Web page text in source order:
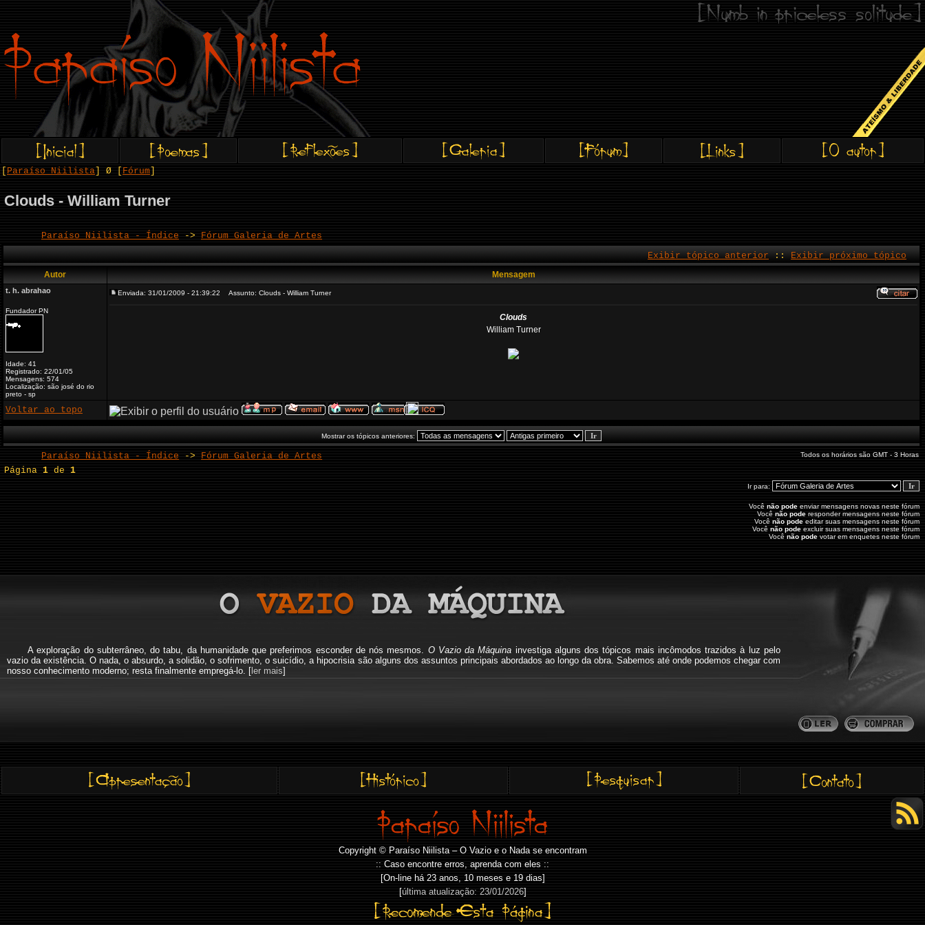
Paraíso Niilista ] Ø [ Fórum
Clouds - William Turner
Paraíso Niilista - Índice -> Fórum Galeria de Artes
Exibir tópico anterior :: Exibir próximo tópico
Autor Mensagem
t. h. abrahao
Fundador PN
Idade: 41
Registrado: 22/01/05
Mensagens: 574
Localização: são josé do rio
preto - sp
Enviada: 31/01/2009 - 21:39:22 Assunto: Clouds - William Turner
Clouds
William Turner
Voltar ao topo
Mostrar os tópicos anteriores:
Paraíso Niilista - Índice -> Fórum Galeria de Artes Todos os horários são GMT - 3 Horas
Página1 de1
Ir para:
Vocênão pode enviar mensagens novas neste fórum
Vocênão pode responder mensagens neste fórum
Vocênão pode editar suas mensagens neste fórum
Vocênão pode excluir suas mensagens neste fórum
Vocênão pode votar em enquetes neste fórum
A exploração do subterrâneo, do tabu, da humanidade que preferimos esconder de nós mesmos. O Vazio da Máquina investiga alguns dos tópicos mais incômodos trazidos à luz pelo
vazio da existência. O nada, o absurdo, a solidão, o sofrimento, o suicídio, a hipocrisia são alguns dos assuntos principais abordados ao longo da obra. Sabemos até onde podemos chegar com
nosso conhecimento moderno; resta finalmente empregá-lo. [ler mais]
Copyright © Paraíso Niilista – O Vazio e o Nada se encontram
:: Caso encontre erros, aprenda com eles ::
[On-line há 23 anos, 10 meses e 19 dias]
[última atualização: 23/01/2026]